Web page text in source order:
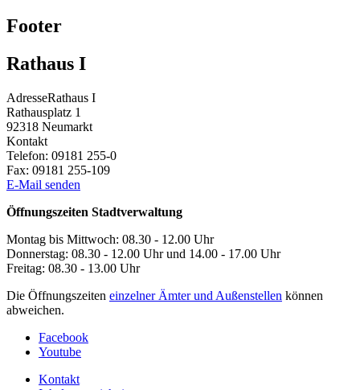
Footer
Rathaus I
AdresseRathaus I
Rathausplatz 1
92318 Neumarkt
Kontakt
Telefon: 09181 255-0
Fax: 09181 255-109
E-Mail senden
Öffnungszeiten Stadtverwaltung
Montag bis Mittwoch: 08.30 - 12.00 Uhr
Donnerstag: 08.30 - 12.00 Uhr und 14.00 - 17.00 Uhr
Freitag: 08.30 - 13.00 Uhr
Die Öffnungszeiten einzelner Ämter und Außenstellen können
abweichen.
Facebook
Youtube
Kontakt